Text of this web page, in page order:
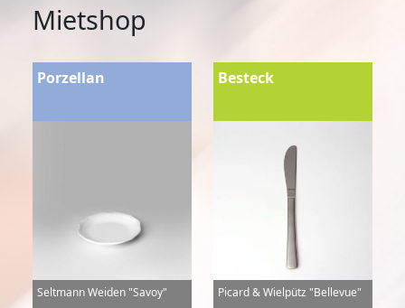
Mietshop
Porzellan
Seltmann Weiden "Savoy"
Besteck
Picard & Wielpütz "Bellevue"